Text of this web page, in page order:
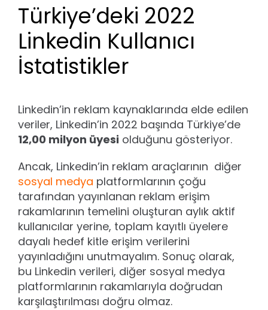
Türkiye’deki 2022
Linkedin Kullanıcı
İstatistikler
Linkedin’in reklam kaynaklarında elde edilen
veriler, Linkedin’in 2022 başında Türkiye’de
12,00 milyon üyesi olduğunu gösteriyor.
Ancak, Linkedin’in reklam araçlarının diğer
sosyal medya platformlarının çoğu
tarafından yayınlanan reklam erişim
rakamlarının temelini oluşturan aylık aktif
kullanıcılar yerine, toplam kayıtlı üyelere
dayalı hedef kitle erişim verilerini
yayınladığını unutmayalım. Sonuç olarak,
bu Linkedin verileri, diğer sosyal medya
platformlarının rakamlarıyla doğrudan
karşılaştırılması doğru olmaz.